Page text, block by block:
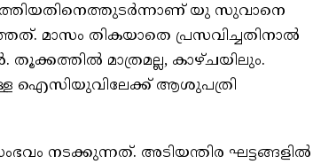
യു സുവാനെ
മാസം തികയാതെ പ്രസവിച്ചതിനാൽ
മാത്രമല്ല, കാഴ്ചയിലും.
ഐസിയുവിലേക്ക് ആശുപത്രി
നടക്കുന്നത്. അടിയന്തിര ഘട്ടങ്ങളിൽ